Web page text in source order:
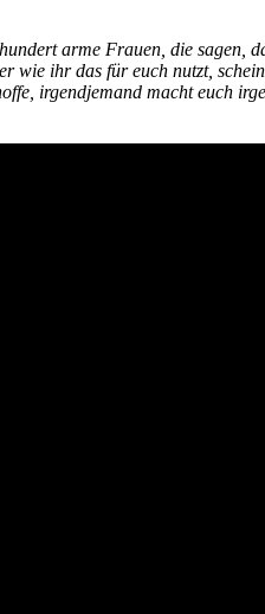
arme Frauen, die sagen,
ihr das für euch nutzt,
irgendjemand macht euch